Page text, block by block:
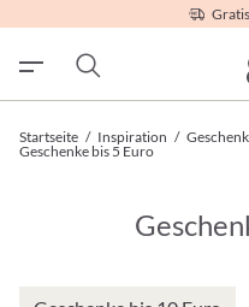
Startseite / Inspiration /
Geschenke bis 5 Euro